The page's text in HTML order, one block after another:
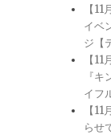
【
イベ
ジ【
【
『
イフ
【
らせ